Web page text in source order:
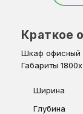
Краткое
Шкаф офисный
Габариты
Ширина
Глубина